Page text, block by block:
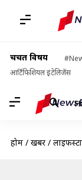
चर्चित विषय
आर्टिफिशियल इंटेलिजेंस
होम / खबरें /